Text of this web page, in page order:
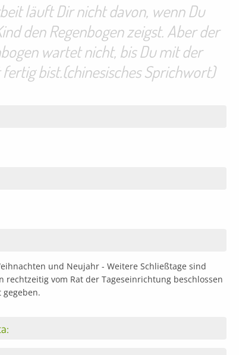
läuft Dir nicht davon, wenn Du
den Regenbogen zeigst. Aber der
wartet nicht, bis Du mit der
bist.(chinesisches Sprichwort)
und Neujahr - Weitere Schließtage sind
rechtzeitig vom Rat der Tageseinrichtung beschlossen